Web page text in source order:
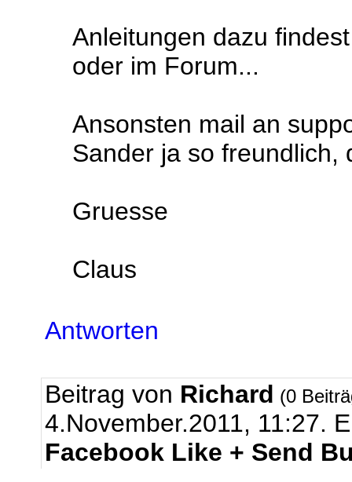
Anleitungen dazu
oder im Forum...
Ansonsten mail an
Sander ja so freundlich,
Gruesse
Claus
Antworten
Beitrag von Richard (0
4.November.2011, 11:27.
Facebook Like + Send